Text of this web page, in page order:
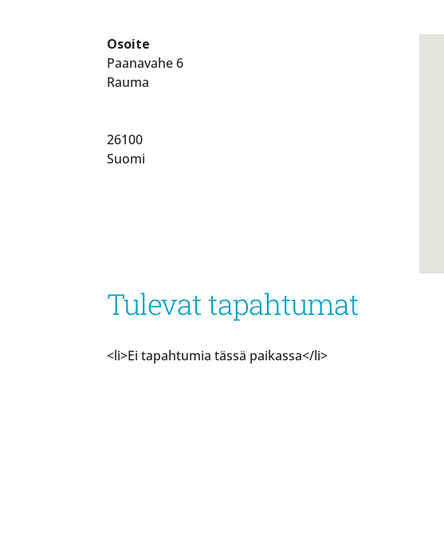
Osoite
Paanavahe 6
Rauma
26100
Suomi
Tulevat tapahtumat
<li>Ei tapahtumia tässä paikassa</li>